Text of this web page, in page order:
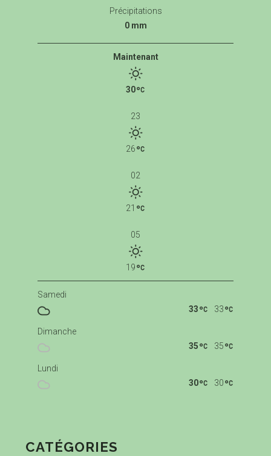
Précipitations
0 mm
Maintenant
30
23
26
02
21
05
19
Samedi
33
33
Dimanche
35
35
Lundi
30
30
CATÉGORIES